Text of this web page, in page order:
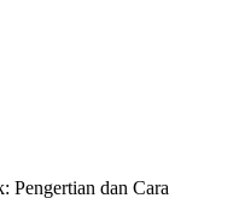
Pengertian dan Cara